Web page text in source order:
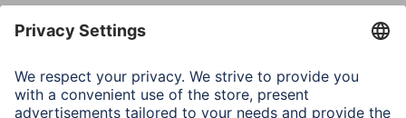
USB-Typ-A-Plug